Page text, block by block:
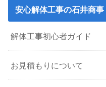
安心解体工事の石井商事
解体工事初心者ガイド
お見積もりについて